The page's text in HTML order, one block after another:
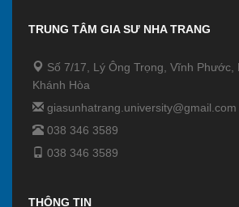
TRUNG TÂM GIA SƯ NHA TRANG
Số 7/17, Lý Ông Trọng, Vĩnh Phước,
Khánh Hòa
giasunhatrang.university@gmail.com
038 346 3589
038 346 3589
THÔNG TIN